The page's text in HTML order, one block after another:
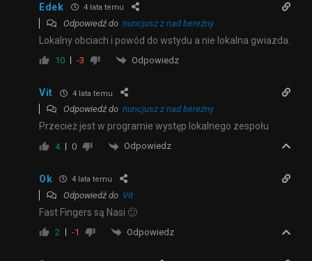
Edek 4 lata temu
Odpowiedź do nuncjusz z nad bereźny
Lokalny obciach i powód do wstydu a nie lokalna gwiazda.
10 -3 Odpowiedz
Vit 4 lata temu
Odpowiedź do nuncjusz z nad bereźny
Przecież jest w programie występ lokalnego zespołu
4 0 Odpowiedz
Ok 4 lata temu
Odpowiedź do Vit
Fast Fingers są Nasi 🙂
2 -1 Odpowiedz